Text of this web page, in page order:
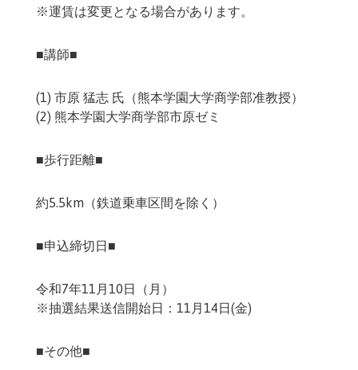
※運賃は変更となる場合があります。
■講師■
(1) 市原 猛志 氏（熊本学園大学商学部准教授）
(2) 熊本学園大学商学部市原ゼミ
■歩行距離■
約5.5km（鉄道乗車区間を除く）
■申込締切日■
令和7年11月10日（月）
※抽選結果送信開始日：11月14日(金)
■その他■